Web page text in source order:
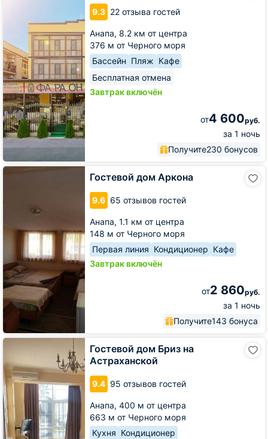
9.3 22 отзыва гостей
Анапа, 8.2 км от центра
376 м от Черного моря
Бассейн Пляж Кафе
Бесплатная отмена
Завтрак включён
от4 600руб.
за 1 ночь
Получите230 бонусов
Гостевой дом Аркона
9.6 65 отзывов гостей
Анапа, 1.1 км от центра
148 м от Черного моря
Первая линия Кондиционер Кафе
Завтрак включён
от2 860руб.
за 1 ночь
Получите143 бонуса
Гостевой
Гостевой дом Бриз на
Астраханской
9.4 95 отзывов гостей
Анапа, 400 м от центра
663 м от Черного моря
Кухня Кондиционер
Гостевой
Бриз
на
Астраханской